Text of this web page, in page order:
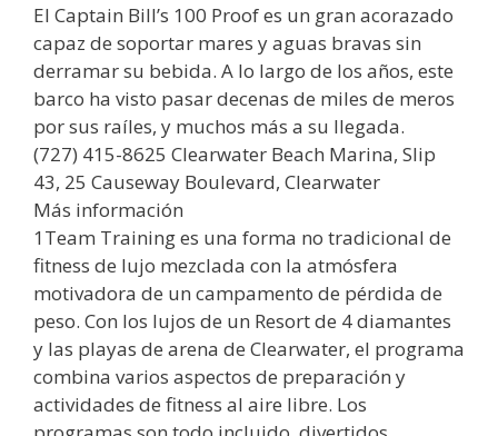
El Captain Bill’s 100 Proof es un gran acorazado
capaz de soportar mares y aguas bravas sin
derramar su bebida. A lo largo de los años, este
barco ha visto pasar decenas de miles de meros
por sus raíles, y muchos más a su llegada.
(727) 415-8625 Clearwater Beach Marina, Slip
43, 25 Causeway Boulevard, Clearwater
Más información
1Team Training es una forma no tradicional de
fitness de lujo mezclada con la atmósfera
motivadora de un campamento de pérdida de
peso. Con los lujos de un Resort de 4 diamantes
y las playas de arena de Clearwater, el programa
combina varios aspectos de preparación y
actividades de fitness al aire libre. Los